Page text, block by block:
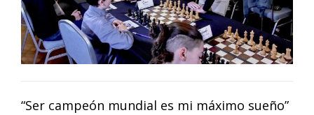
“Ser campeón mundial es mi máximo sueño”